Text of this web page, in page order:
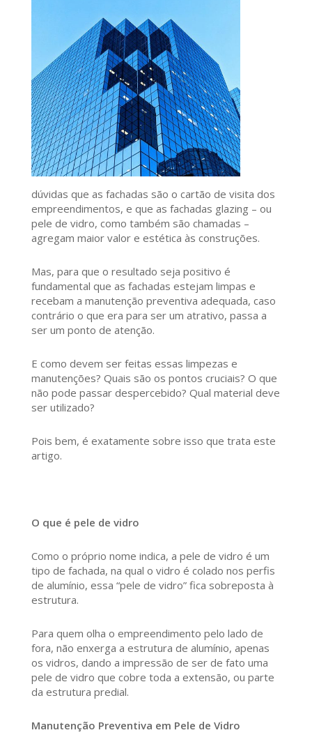
dúvidas que as fachadas são o cartão de visita dos
empreendimentos, e que as fachadas glazing – ou
pele de vidro, como também são chamadas –
agregam maior valor e estética às construções.
Mas, para que o resultado seja positivo é
fundamental que as fachadas estejam limpas e
recebam a manutenção preventiva adequada, caso
contrário o que era para ser um atrativo, passa a
ser um ponto de atenção.
E como devem ser feitas essas limpezas e
manutenções? Quais são os pontos cruciais? O que
não pode passar despercebido? Qual material deve
ser utilizado?
Pois bem, é exatamente sobre isso que trata este
artigo.
O que é pele de vidro
Como o próprio nome indica, a pele de vidro é um
tipo de fachada, na qual o vidro é colado nos perfis
de alumínio, essa “pele de vidro” fica sobreposta à
estrutura.
Para quem olha o empreendimento pelo lado de
fora, não enxerga a estrutura de alumínio, apenas
os vidros, dando a impressão de ser de fato uma
pele de vidro que cobre toda a extensão, ou parte
da estrutura predial.
Manutenção Preventiva em Pele de Vidro